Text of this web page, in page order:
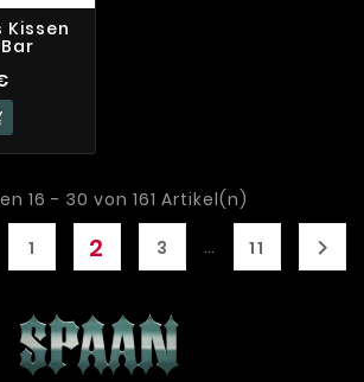
16 - 30 von 161 Artikel(n)
1 2 3 … 11 